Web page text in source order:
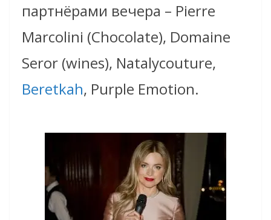
партнёрами вечера – Pierre
Marcolini (Chocolate), Domaine
Seror (wines), Natalycouture,
Beretkah, Purple Emotion.